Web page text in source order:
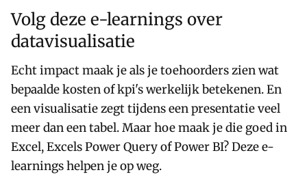
Volg deze e-learnings over
datavisualisatie
Echt impact maak je als je toehoorders zien wat
bepaalde kosten of kpi's werkelijk betekenen. En
een visualisatie zegt tijdens een presentatie veel
meer dan een tabel. Maar hoe maak je die goed in
Excel, Excels Power Query of Power BI? Deze e-
learnings helpen je op weg.